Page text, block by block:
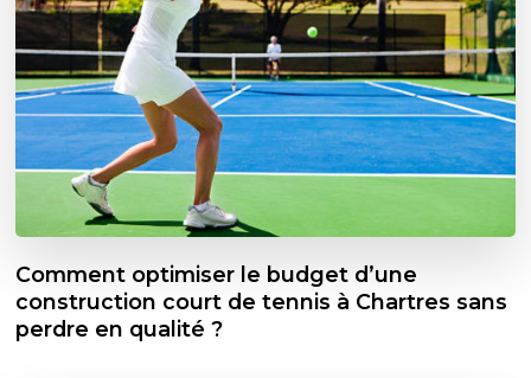
Comment optimiser le budget d’une
construction court de tennis à Chartres sans
perdre en qualité ?